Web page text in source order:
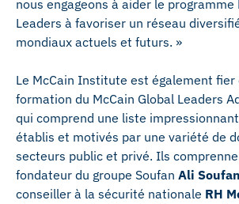
nous engageons à aider le programme
Leaders à favoriser un réseau
mondiaux actuels et futurs. »
Le McCain Institute est également fier
formation du McCain Global Leaders
qui comprend une liste
établis et motivés par une variété de
secteurs public et privé. Ils
fondateur du groupe Soufan Ali Soufan
conseiller à la sécurité nationale RH